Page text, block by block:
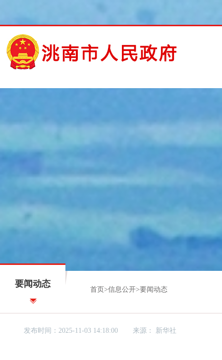
要闻动态
首页 >信息公开>要闻动态
发布时间：2025-11-03 14:18:00 来源： 新华社